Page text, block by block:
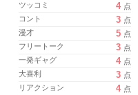
ツッコミ
4 点
コント
3 点
漫才
5 点
フリートーク
3 点
一発ギャグ
4 点
大喜利
3 点
リアクション
4 点